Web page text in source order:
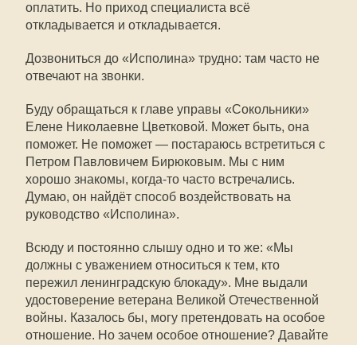
оплатить. Но приход специалиста всё
откладывается и откладывается.
Дозвониться до «Исполина» трудно: там часто не
отвечают на звонки.
Буду обращаться к главе управы «Сокольники»
Елене Николаевне Цветковой. Может быть, она
поможет. Не поможет — постараюсь встретиться с
Петром Павловичем Бирюковым. Мы с ним
хорошо знакомы, когда-то часто встречались.
Думаю, он найдёт способ воздействовать на
руководство «Исполина».
Всюду и постоянно слышу одно и то же: «Мы
должны с уважением относиться к тем, кто
пережил ленинградскую блокаду». Мне выдали
удостоверение ветерана Великой Отечественной
войны. Казалось бы, могу претендовать на особое
отношение. Но зачем особое отношение? Давайте